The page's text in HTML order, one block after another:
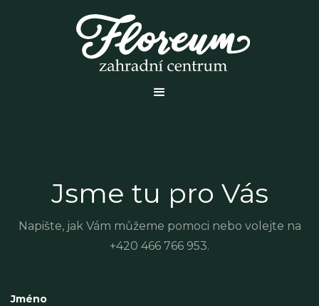
Jsme tu pro Vás
Napište, jak Vám můžeme pomoci nebo volejte na
+420 466 766 953.
Jméno